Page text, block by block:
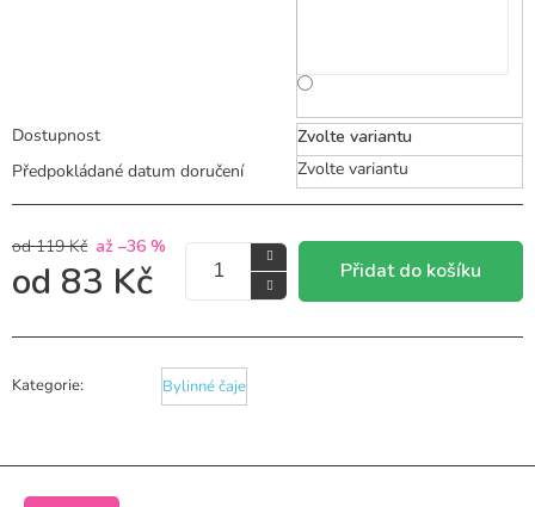
od 119 Kč až –36 %
od 83 Kč Přidat do košíku
Dostupnost
Zvolte variantu
Zvolte variantu
Kategorie: Bylinné čaje